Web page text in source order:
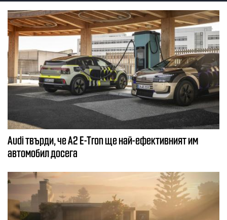
Audi твърди, че A2 E-Tron ще най-ефективният им
автомобил досега